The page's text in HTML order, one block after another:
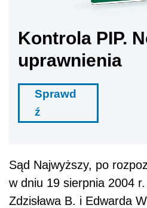
Kontrola PIP.
uprawnienia
Sprawd
ź
Sąd Najwyższy, po
w dniu 19 sierpnia 2004
Zdzisława B. i Edwarda